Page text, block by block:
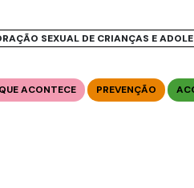
SEXUAL DE CRIANÇAS E
ACONTECE PREVENÇÃO